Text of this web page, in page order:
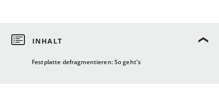
Festplatte defragmentieren: So geht's